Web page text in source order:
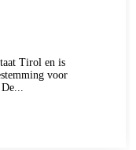
Tirol en is
voor